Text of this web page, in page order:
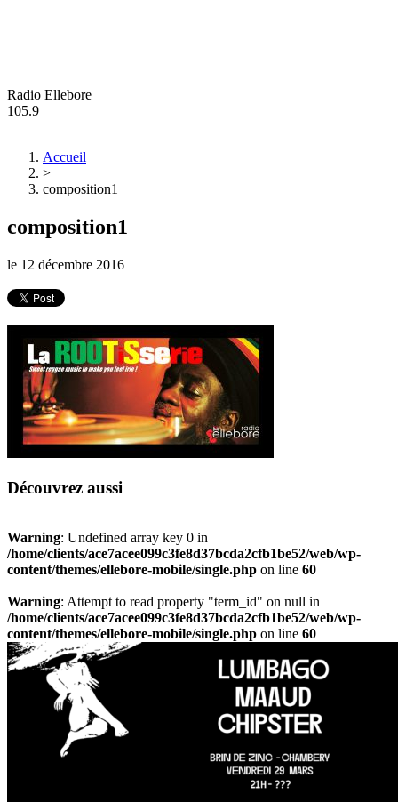
Radio Ellebore
105.9
Accueil
>
composition1
composition1
le 12 décembre 2016
Découvrez aussi
Warning: Undefined array key 0 in
/home/clients/ace7acee099c3fe8d37bcda2cfb1be52/web/wp-
content/themes/ellebore-mobile/single.php on line 60
Warning: Attempt to read property "term_id" on null in
/home/clients/ace7acee099c3fe8d37bcda2cfb1be52/web/wp-
content/themes/ellebore-mobile/single.php on line 60